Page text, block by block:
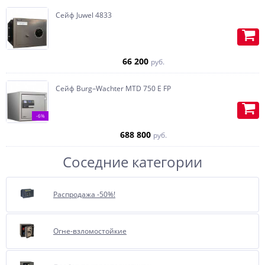
флокирование, очень
покупателями за многие года,
Изготавливаем карманы (под
Сейф Juwel 4833
66 200 руб.
-6%
Сейф Burg–Wachter MTD 750 E FP
688 800 руб.
Соседние категории
Распродажа -50%!
Огне-взломостойкие